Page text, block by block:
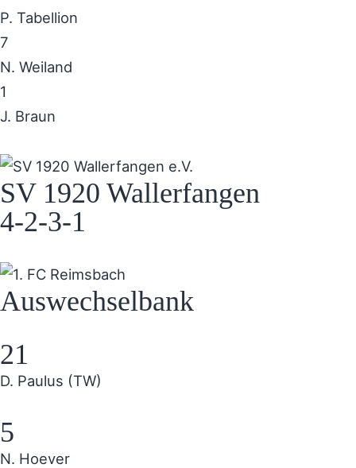
P. Tabellion
7
N. Weiland
1
J. Braun
SV 1920 Wallerfangen
4-2-3-1
Auswechselbank
21
D. Paulus (TW)
5
N. Hoever